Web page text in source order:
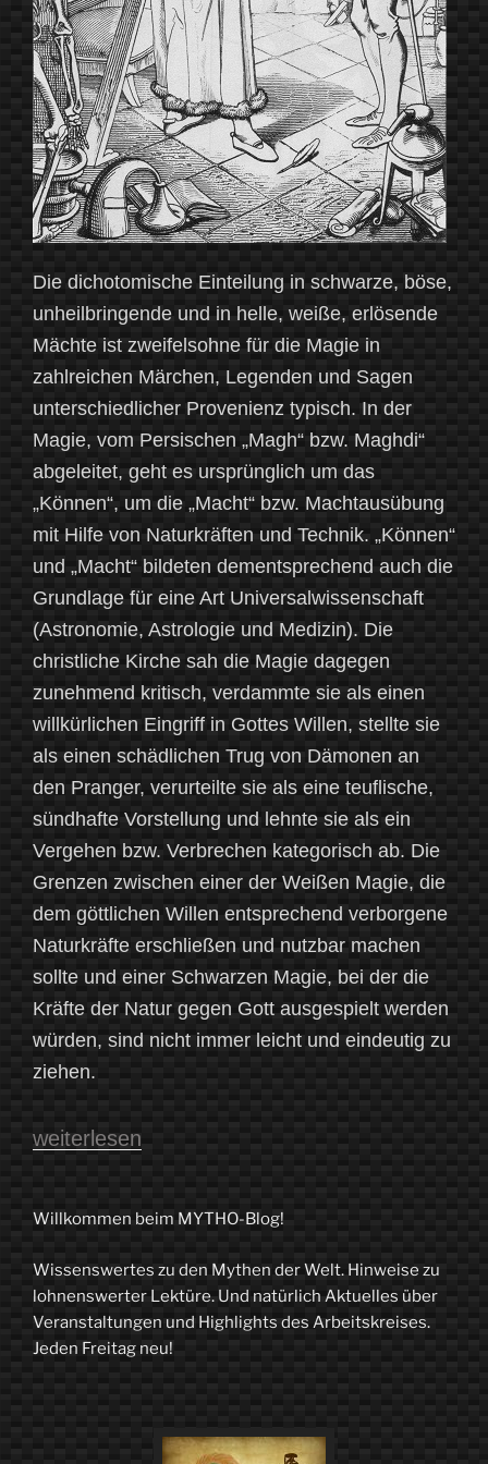
Die dichotomische Einteilung in schwarze, böse,
unheilbringende und in helle, weiße, erlösende
Mächte ist zweifelsohne für die Magie in
zahlreichen Märchen, Legenden und Sagen
unterschiedlicher Provenienz typisch. In der
Magie, vom Persischen „Magh“ bzw. Maghdi“
abgeleitet, geht es ursprünglich um das
„Können“, um die „Macht“ bzw. Machtausübung
mit Hilfe von Naturkräften und Technik. „Können“
und „Macht“ bildeten dementsprechend auch die
Grundlage für eine Art Universalwissenschaft
(Astronomie, Astrologie und Medizin). Die
christliche Kirche sah die Magie dagegen
zunehmend kritisch, verdammte sie als einen
willkürlichen Eingriff in Gottes Willen, stellte sie
als einen schädlichen Trug von Dämonen an
den Pranger, verurteilte sie als eine teuflische,
sündhafte Vorstellung und lehnte sie als ein
Vergehen bzw. Verbrechen kategorisch ab. Die
Grenzen zwischen einer der Weißen Magie, die
dem göttlichen Willen entsprechend verborgene
Naturkräfte erschließen und nutzbar machen
sollte und einer Schwarzen Magie, bei der die
Kräfte der Natur gegen Gott ausgespielt werden
würden, sind nicht immer leicht und eindeutig zu
ziehen.
„Schwarze
weiße
–
Von
gefährlichen
weiterlesen
Willkommen beim MYTHO-Blog!
Wissenswertes zu den Mythen der Welt. Hinweise zu
lohnenswerter Lektüre. Und natürlich Aktuelles über
Veranstaltungen und Highlights des Arbeitskreises.
Jeden Freitag neu!